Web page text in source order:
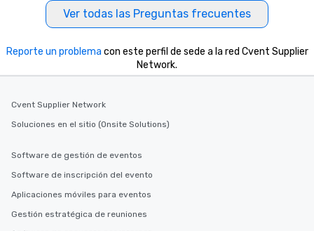
Ver todas las Preguntas frecuentes
Reporte un problema con este perfil de sede a la red Cvent Supplier
Network.
Cvent Supplier Network
Soluciones en el sitio (Onsite Solutions)
Software de gestión de eventos
Software de inscripción del evento
Aplicaciones móviles para eventos
Gestión estratégica de reuniones